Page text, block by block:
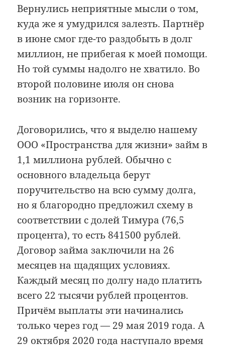
Вернулись неприятные мысли о том,
куда же я умудрился залезть. Партнёр
в июне смог где-то раздобыть в долг
миллион, не прибегая к моей помощи.
Но той суммы надолго не хватило. Во
второй половине июля он снова
возник на горизонте.
Договорились, что я выделю нашему
ООО «Пространства для жизни» займ в
1,1 миллиона рублей. Обычно с
основного владельца берут
поручительство на всю сумму долга,
но я благородно предложил схему в
соответствии с долей Тимура (76,5
процента), то есть 841500 рублей.
Договор займа заключили на 26
месяцев на щадящих условиях.
Каждый месяц по долгу надо платить
всего 22 тысячи рублей процентов.
Причём выплаты эти начинались
только через год — 29 мая 2019 года. А
29 октября 2020 года наступало время